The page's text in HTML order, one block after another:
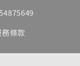
務條款